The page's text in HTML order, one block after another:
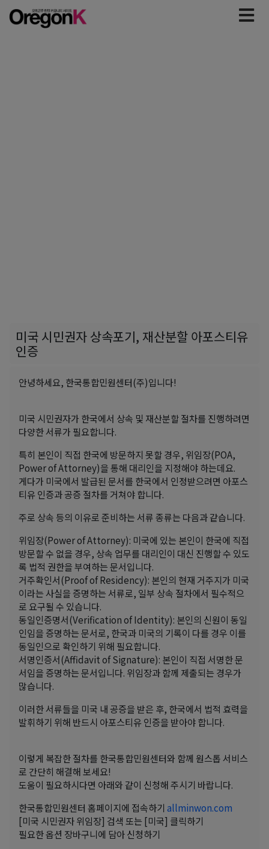
미국 시민권자 상속포기, 재산분할 아포스티유
인증
안녕하세요, 한국통합민원센터(주)입니다!
미국 시민권자가 한국에서 상속 및 재산분할 절차를 진행하려면
다양한 서류가 필요합니다.
특히 본인이 직접 한국에 방문하지 못할 경우, 위임장(POA,
Power of Attorney)을 통해 대리인을 지정해야 하는데요.
게다가 미국에서 발급된 문서를 한국에서 인정받으려면 아포스
티유 인증과 공증 절차를 거쳐야 합니다.
주로 상속 등의 이유로 준비하는 서류 종류는 다음과 같습니다.
위임장(Power of Attorney): 미국에 있는 본인이 한국에 직접
방문할 수 없을 경우, 상속 업무를 대리인이 대신 진행할 수 있도
록 법적 권한을 부여하는 문서입니다.
거주확인서(Proof of Residency): 본인의 현재 거주지가 미국
이라는 사실을 증명하는 서류로, 일부 상속 절차에서 필수적으
로 요구될 수 있습니다.
동일인증명서(Verification of Identity): 본인의 신원이 동일
인임을 증명하는 문서로, 한국과 미국의 기록이 다를 경우 이를
동일인으로 확인하기 위해 필요합니다.
서명인증서(Affidavit of Signature): 본인이 직접 서명한 문
서임을 증명하는 문서입니다. 위임장과 함께 제출되는 경우가
많습니다.
이러한 서류들을 미국 내 공증을 받은 후, 한국에서 법적 효력을
발휘하기 위해 반드시 아포스티유 인증을 받아야 합니다.
이렇게 복잡한 절차를 한국통합민원센터와 함께 원스톱 서비스
로 간단히 해결해 보세요!
도움이 필요하시다면 아래와 같이 신청해 주시기 바랍니다.
한국통합민원센터 홈페이지에 접속하기 allminwon.com
[미국 시민권자 위임장] 검색 또는 [미국] 클릭하기
필요한 옵션 장바구니에 담아 신청하기